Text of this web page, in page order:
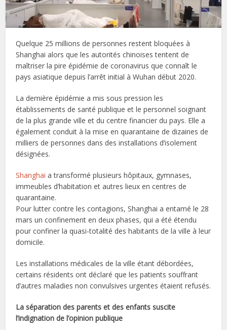
Quelque 25 millions de personnes restent bloquées à
Shanghai alors que les autorités chinoises tentent de
maîtriser la pire épidémie de coronavirus que connaît le
pays asiatique depuis l’arrêt initial à Wuhan début 2020.
La dernière épidémie a mis sous pression les
établissements de santé publique et le personnel soignant
de la plus grande ville et du centre financier du pays. Elle a
également conduit à la mise en quarantaine de dizaines de
milliers de personnes dans des installations d’isolement
désignées.
Shanghai a transformé plusieurs hôpitaux, gymnases,
immeubles d’habitation et autres lieux en centres de
quarantaine.
Pour lutter contre les contagions, Shanghai a entamé le 28
mars un confinement en deux phases, qui a été étendu
pour confiner la quasi-totalité des habitants de la ville à leur
domicile.
Les installations médicales de la ville étant débordées,
certains résidents ont déclaré que les patients souffrant
d’autres maladies non convulsives urgentes étaient refusés.
La séparation des parents et des enfants suscite
l’indignation de l’opinion publique